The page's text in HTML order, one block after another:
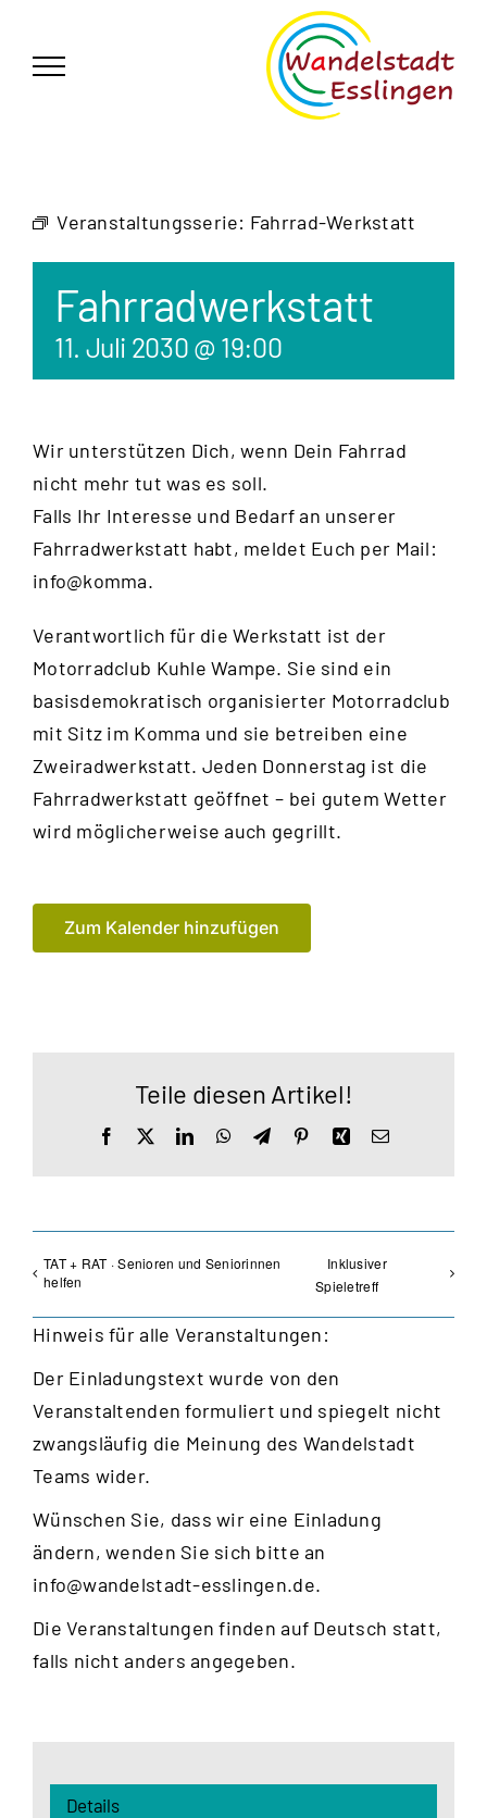
springen
Veranstaltungsserie: Fahrrad-Werkstatt
Fahrradwerkstatt
11. Juli 2030 @ 19:00
Wir unterstützen Dich, wenn Dein Fahrrad
nicht mehr tut was es soll.
Falls Ihr Interesse und Bedarf an unserer
Fahrradwerkstatt habt, meldet Euch per Mail:
info@komma.
Verantwortlich für die Werkstatt ist der
Motorradclub Kuhle Wampe. Sie sind ein
basisdemokratisch organisierter Motorradclub
mit Sitz im Komma und sie betreiben eine
Zweiradwerkstatt. Jeden Donnerstag ist die
Fahrradwerkstatt geöffnet – bei gutem Wetter
wird möglicherweise auch gegrillt.
Zum Kalender hinzufügen
Teile diesen Artikel!
Facebook LinkedInWhatsApp
TelegramPinterestXingE-
TAT + RAT · Senioren und Seniorinnen
helfen
Inklusiver
Spieletreff
Hinweis für alle Veranstaltungen:
Der Einladungstext wurde von den
Veranstaltenden formuliert und spiegelt nicht
zwangsläufig die Meinung des Wandelstadt
Teams wider.
Wünschen Sie, dass wir eine Einladung
ändern, wenden Sie sich bitte an
info@wandelstadt-esslingen.de.
Die Veranstaltungen finden auf Deutsch statt,
falls nicht anders angegeben.
Details